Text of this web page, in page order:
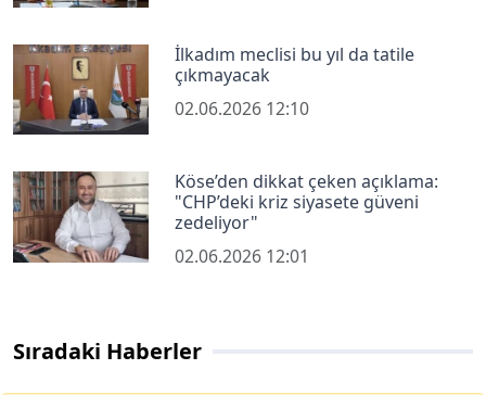
İlkadım meclisi bu yıl da tatile
çıkmayacak
02.06.2026 12:10
Köse’den dikkat çeken açıklama:
"CHP’deki kriz siyasete güveni
zedeliyor"
02.06.2026 12:01
Sıradaki Haberler